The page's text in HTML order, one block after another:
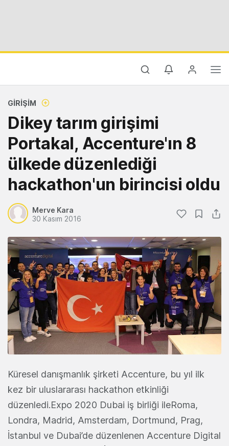
GIRIŞIM
Dikey tarım girişimi
Portakal, Accenture'ın 8
ülkede düzenlediği
hackathon'un birincisi oldu
Merve Kara
30 Kasım 2016
Küresel danışmanlık şirketi Accenture, bu yıl ilk
kez bir uluslararası hackathon etkinliği
düzenledi.Expo 2020 Dubai iş birliği ileRoma,
Londra, Madrid, Amsterdam, Dortmund, Prag,
İstanbul ve Dubai’de düzenlenen Accenture Digital